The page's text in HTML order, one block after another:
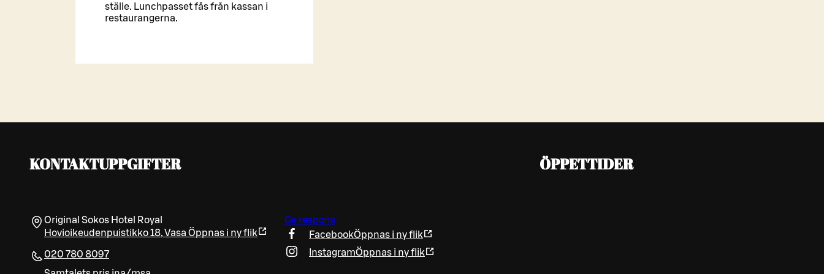
ställe. Lunchpasset fås från kassan i
restaurangerna.
KONTAKTUPPGIFTER
Original Sokos Hotel Royal
Hovioikeudenpuistikko 18,Vasa Öppnas i ny flik
020 780 8097
Ge respons
FacebookÖppnas i ny flik
InstagramÖppnas i ny flik
ÖPPETTIDER